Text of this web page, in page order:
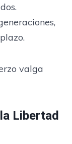
valga
Libertad